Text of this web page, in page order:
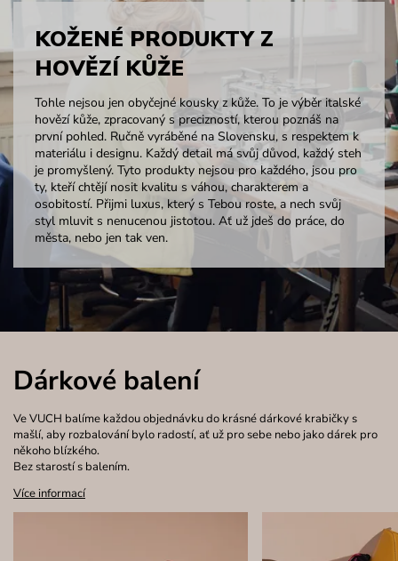
KOŽENÉ PRODUKTY Z
HOVĚZÍ KŮŽE
Tohle nejsou jen obyčejné kousky z kůže. To je výběr italské
hovězí kůže, zpracovaný s precizností, kterou poznáš na
první pohled. Ručně vyráběné na Slovensku, s respektem k
materiálu i designu. Každý detail má svůj důvod, každý steh
je promyšlený. Tyto produkty nejsou pro každého, jsou pro
ty, kteří chtějí nosit kvalitu s váhou, charakterem a
osobitostí. Přijmi luxus, který s Tebou roste, a nech svůj
styl mluvit s nenucenou jistotou. Ať už jdeš do práce, do
města, nebo jen tak ven.
Dárkové balení
Ve VUCH balíme každou objednávku do krásné dárkové krabičky s
mašlí, aby rozbalování bylo radostí, ať už pro sebe nebo jako dárek pro
někoho blízkého.
Bez starostí s balením.
Více informací